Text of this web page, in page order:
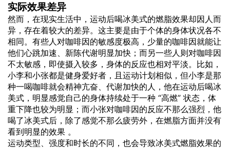
实际效果差异
然而，在现实生活中，运动后喝冰美式的燃脂效果却因人而
异，存在着较大的差异。这主要是由于个体的身体状况各不
相同。有些人对咖啡因的敏感度极高，少量的咖啡因就能让
他们心跳加速、新陈代谢明显加快；而另一些人则对咖啡因
不太敏感，即使摄入较多，身体的反应也相对平淡。比如，
小李和小张都是健身爱好者，且运动计划相似，但小李是那
种一喝咖啡就会精神亢奋、代谢加快的人，他在运动后喝冰
美式，明显感觉自己的身体持续处于一种 “高燃” 状态，体
重下降也较为明显；而小张对咖啡因的反应不那么强烈，他
喝了冰美式后，除了感觉不那么疲劳外，在燃脂方面并没有
看到明显的效果 。
运动类型、强度和时长的不同，也会导致冰美式燃脂效果的